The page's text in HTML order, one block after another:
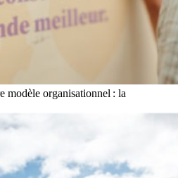
modèle organisationnel : la